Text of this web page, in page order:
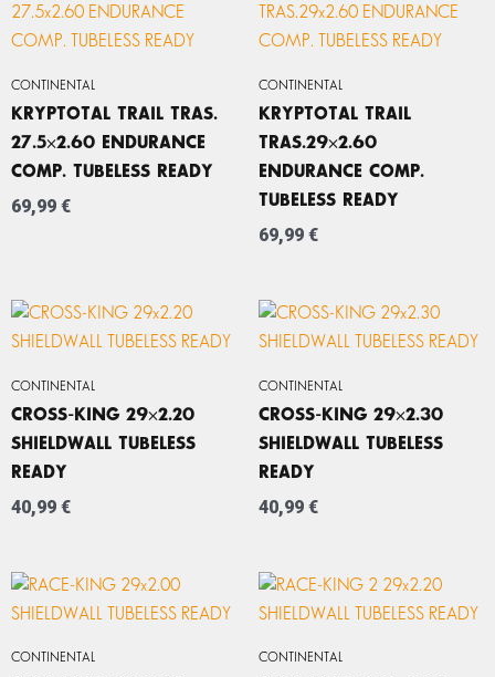
CONTINENTAL
KRYPTOTAL TRAIL TRAS.
27.5×2.60 ENDURANCE
COMP. TUBELESS READY
69,99 €
CONTINENTAL
KRYPTOTAL TRAIL
TRAS.29×2.60
ENDURANCE COMP.
TUBELESS READY
69,99 €
CONTINENTAL
CROSS-KING 29×2.20
SHIELDWALL TUBELESS
READY
40,99 €
CONTINENTAL
CROSS-KING 29×2.30
SHIELDWALL TUBELESS
READY
40,99 €
CONTINENTAL CONTINENTAL